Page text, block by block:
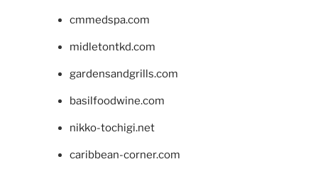
cmmedspa.com
midletontkd.com
gardensandgrills.com
basilfoodwine.com
nikko-tochigi.net
caribbean-corner.com